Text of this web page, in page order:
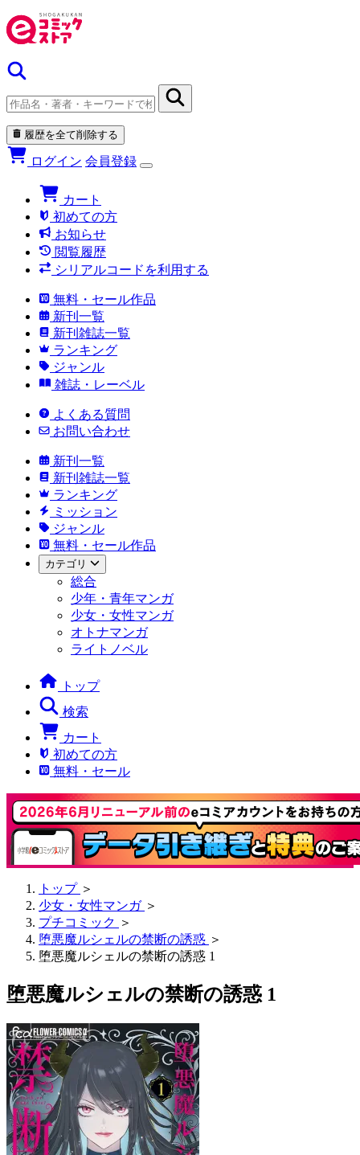
履歴を全て削除する
ログイン 会員登録
カート
初めての方
お知らせ
閲覧履歴
シリアルコードを利用する
無料・セール作品
新刊一覧
新刊雑誌一覧
ランキング
ジャンル
雑誌・レーベル
よくある質問
お問い合わせ
新刊一覧
新刊雑誌一覧
ランキング
ミッション
ジャンル
無料・セール作品
カテゴリ
総合
少年・青年マンガ
少女・女性マンガ
オトナマンガ
ライトノベル
トップ
検索
カート
初めての方
無料・セール
トップ ＞
少女・女性マンガ ＞
プチコミック ＞
堕悪魔ルシェルの禁断の誘惑 ＞
堕悪魔ルシェルの禁断の誘惑 1
堕悪魔ルシェルの禁断の誘惑 1